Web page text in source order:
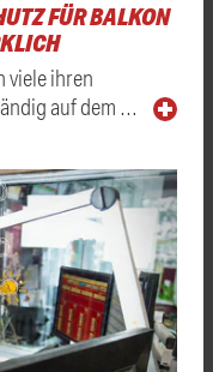
FÜR BALKON
viele ihren
auf dem …